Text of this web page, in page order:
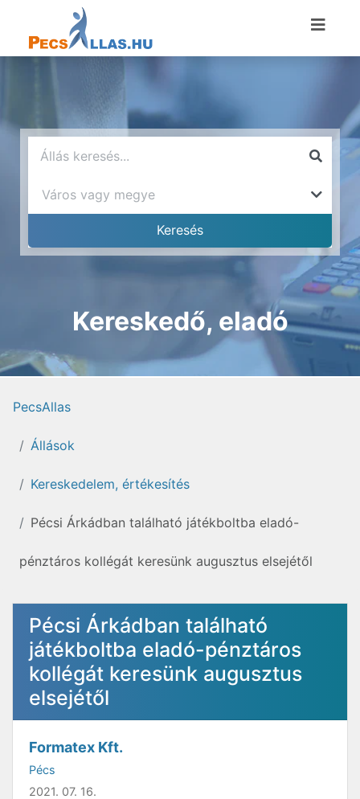
Kereskedő, eladó
PecsAllas
Állások
Kereskedelem, értékesítés
Pécsi Árkádban található játékboltba eladó-
pénztáros kollégát keresünk augusztus elsejétől
Pécsi Árkádban található
játékboltba eladó-pénztáros
kollégát keresünk augusztus
elsejétől
Formatex Kft.
Pécs
2021. 07. 16.